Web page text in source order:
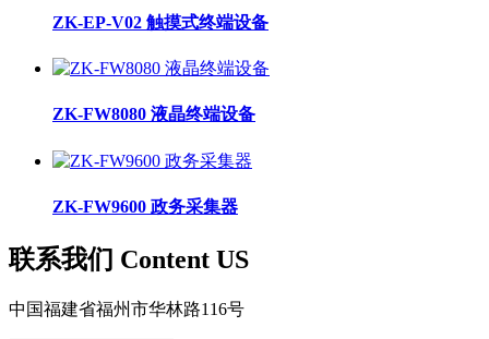
ZK-EP-V02 触摸式终端设备
ZK-FW8080 液晶终端设备
ZK-FW9600 政务采集器
联系我们 Content US
中国福建省福州市华林路116号